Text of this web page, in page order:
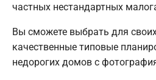
частных нестандартных
Вы сможете выбрать для
качественные типовые
недорогих домов с